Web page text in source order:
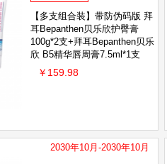
【多支组合装】带防伪码版 拜
耳Bepanthen贝乐欣护臀膏
100g*2支+拜耳Bepanthen贝乐
欣 B5精华唇周膏7.5ml*1支
￥159.98
2030年10月-2030年10月